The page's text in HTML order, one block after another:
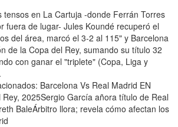
tensos en La Cartuja -donde Ferrán Torres
fuera de lugar- Jules Koundé recuperó el
del área, marcó el 3-2 al 115" y Barcelona
de la Copa del Rey, sumando su título 32
con ganar el "triplete" (Copa, Liga y
Barcelona Vs Real Madrid EN
2025Sergio García añora título de Real
BaleÁrbitro llora; revela cómo afectan los